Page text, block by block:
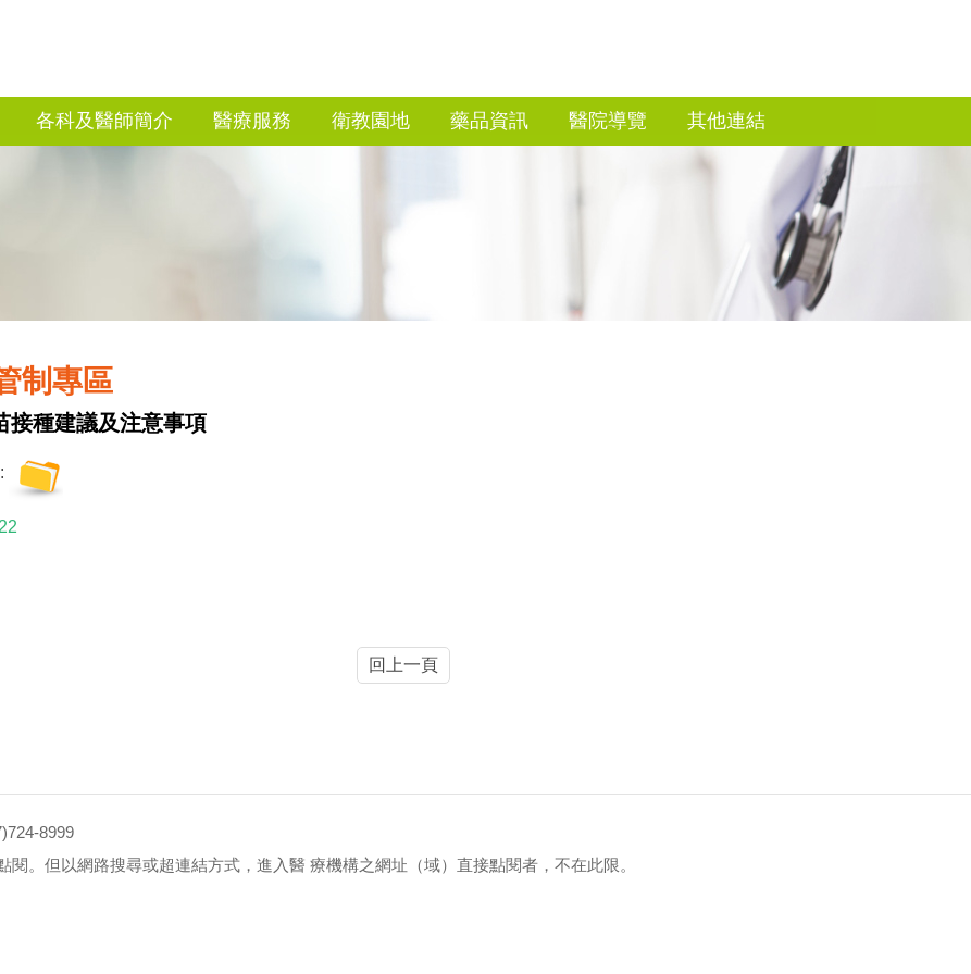
各科及醫師簡介 醫療服務 衛教園地 藥品資訊 醫院導覽 其他連結
制專區
接種建議及注意事項
回上一頁
8999
。但以網路搜尋或超連結方式，進入醫 療機構之網址（域）直接點閱者，不在此限。